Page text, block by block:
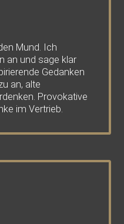
Mund. Ich
an und sage klar
Gedanken
an, alte
Provokative
im Vertrieb.